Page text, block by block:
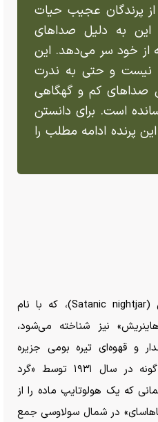
پرندگان عجیب حیات
به دلیل صدا‌های
خود سر می‌دهد. این
نیست و حتی به ندرت
صدا‌های کم و گهگاهی
است. برای دانستن
پرنده ادامه مطلب را
پرنده شب‌گرد شیطانی (Satanic nightjar)، که با نام
نیز شناخته می‌شود،
و قهوه‌ای تیره بومی جزیره
سولاوسی اندونزی است. این گونه در سال ۱۹۳۱ توسط «گرد
که یک هولوتایپ ماده را از
در شمال سولاوسی جمع